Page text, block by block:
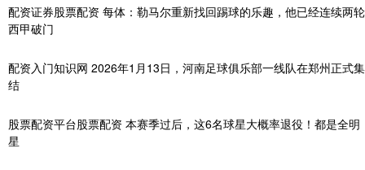
配资证券股票配资 每体：勒马尔重新找回踢球的乐趣，他已经连续两轮
西甲破门
配资入门知识网 2026年1月13日，河南足球俱乐部一线队在郑州正式集
结
股票配资平台股票配资 本赛季过后，这6名球星大概率退役！都是全明
星